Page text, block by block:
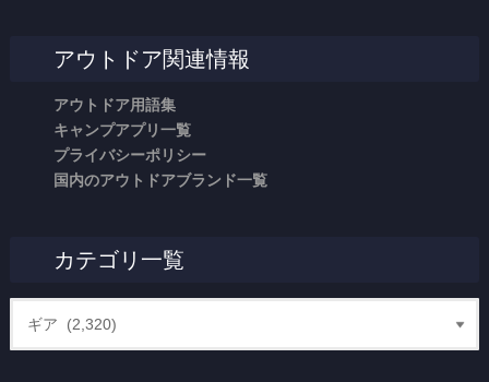
アウトドア関連情報
アウトドア用語集
キャンプアプリ一覧
プライバシーポリシー
国内のアウトドアブランド一覧
カテゴリ一覧